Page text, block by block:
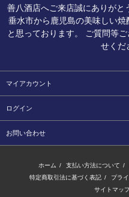
善八酒店へご来店誠にありがと
垂水市から鹿児島の美味しい
と思っております。 ご質問等
せくだ
マイアカウント
ログイン
お問い合わせ
ホーム / 支払い方法について /
特定商取引法に基づく表記 / プラ
サイトマッ